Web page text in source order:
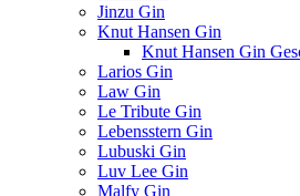
Jinzu Gin
Knut Hansen Gin
Knut Hansen Gin
Larios Gin
Law Gin
Le Tribute Gin
Lebensstern Gin
Lubuski Gin
Luv Lee Gin
Malfy Gin